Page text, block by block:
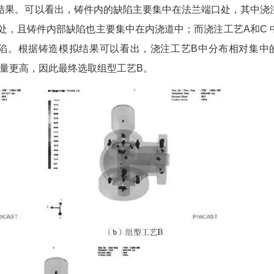
可以看出，铸件内的缺陷主要集中在法兰端口处，其中浇
，且铸件内部缺陷也主要集中在内浇道中；而浇注工艺A和C
。根据铸造模拟结果可以看出，浇注工艺B中分布相对集中
更高，因此最终选取组型工艺B。